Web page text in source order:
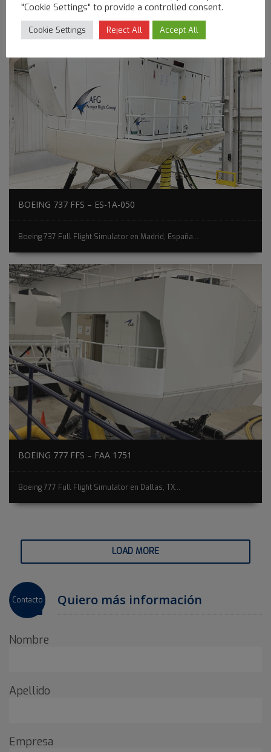
BOEING 737 FFS – ES-1A-050
Boeing 737 Full Flight Simulator en Madrid, España...
BOEING 777 FFS – FAA 1751
Boeing 777 Full Flight Simulator en Dallas, TX...
LOAD MORE
Contacto Quiero más información
Nombre
Apellido
Empresa
"Cookie Settings" to provide a controlled consent.
Cookie Settings Reject All Accept All